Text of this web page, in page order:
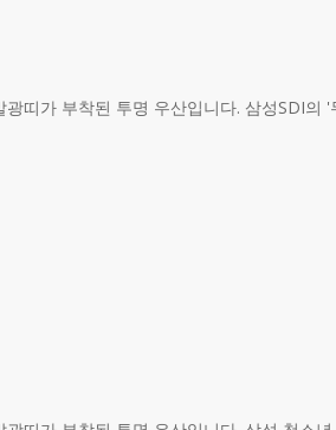
띠가 부착된 투명 우산입니다. 삼성SDI의